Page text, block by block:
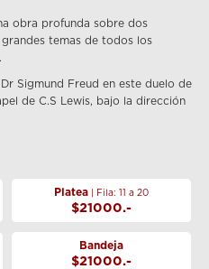
obra profunda sobre dos
temas de todos los
Sigmund Freud en este duelo de
de C.S Lewis, bajo la dirección
Platea | Fila: 11 a 20
$21000.-
Bandeja
$21000.-